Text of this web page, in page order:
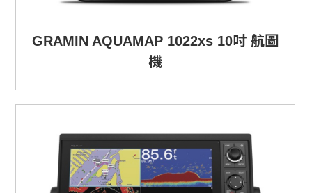
GRAMIN AQUAMAP 1022xs 10吋 航圖
機